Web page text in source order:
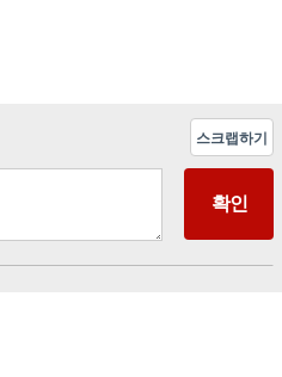
스크랩하기